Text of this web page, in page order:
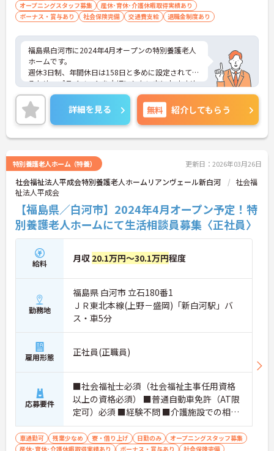
オープニングスタッフ募集
産休･育休･介護休暇取得実績あり
ボーナス・賞与あり
社会保険完備 交通費支給 退職金制度あり
福島県白河市に2024年4月オープンの特別養護老人
ホームです。
週休3日制、年間休日は158日と多めに設定されてい
るため、プライベートを大切にしたい方におすすめ
の求人です。
残業は月平均3時間程度ですので、勤務終了後の予
定も立てやすいです。
ご興味のある方には、面接対策ポイントなど、さら
に詳細をお話しいたしますのでお気軽にご相談くだ
詳細を見る 無料 紹介してもらう
特別養護老人ホーム（特養） 更新日：2026年03月26日
社会福祉法人平成会特別養護老人ホームリアンヴェール新白河
社会福
祉法人平成会
【福島県／白河市】2024年4月オープン予定！特
別養護老人ホームにて生活相談員募集〈正社員〉
給料 月収 20.1万円～30.1万円程度
勤務地
福島県 白河市 立石180番1
ＪＲ東北本線(上野－盛岡)「新白河駅」バ
ス・車5分
雇用形態 正社員(正職員)
応募要件
■社会福祉士必須（社会福祉主事任用資格
以上の資格必須） ■普通自動車免許（AT限
定可）必須 ■経験不問 ■介護施設での相談
業務に従事した経験があれば尚可
車通勤可 残業少なめ 寮・借り上げ 日勤のみ
オープニングスタッフ募集
産休･育休･介護休暇取得実績あり
ボーナス・賞与あり 社会保険完備